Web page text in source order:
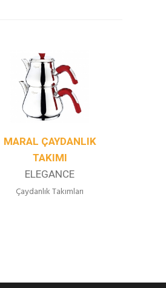
MARAL ÇAYDANLIK
TAKIMI
ELEGANCE
Çaydanlık Takımları